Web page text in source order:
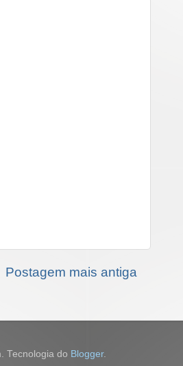
Postagem mais antiga
Tecnologia do Blogger.